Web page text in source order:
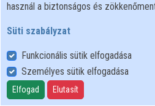
Felhasználói szabályzat
Adatkezelési tájékoztató
Süti szabályzat
használ a biztonságos és
Süti szabályzat
Funkcionális sütik elfogadása
Személyes sütik elfogadása
Elfogad Elutasít